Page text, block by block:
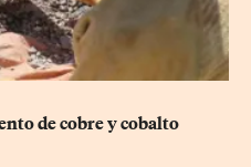
de cobre y cobalto